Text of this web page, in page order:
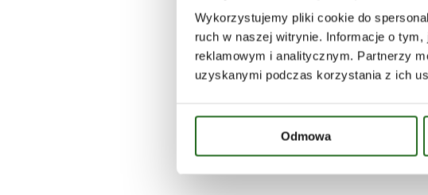
Wykorzystujemy pliki cookie do
ruch w naszej witrynie. Informacje o
reklamowym i analitycznym. Partnerzy
uzyskanymi podczas korzystania z ich
Odmowa